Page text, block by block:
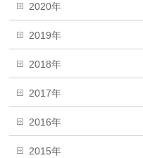
2020年
2019年
2018年
2017年
2016年
2015年